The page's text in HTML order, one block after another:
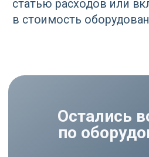
МЕНЮ
помещение